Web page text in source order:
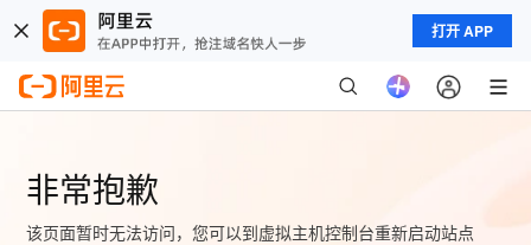
打开 APP
非常抱歉
该页面暂时无法访问，您可以到虚拟主机控制台重新启动站点